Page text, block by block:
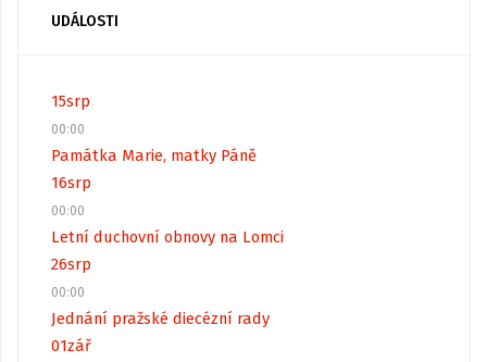
UDÁLOSTI
15srp
00:00
Památka Marie, matky Páně
16srp
00:00
Letní duchovní obnovy na Lomci
26srp
00:00
Jednání pražské diecézní rady
01zář